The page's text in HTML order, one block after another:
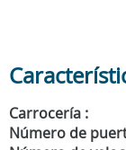
Carrocería :
Número de